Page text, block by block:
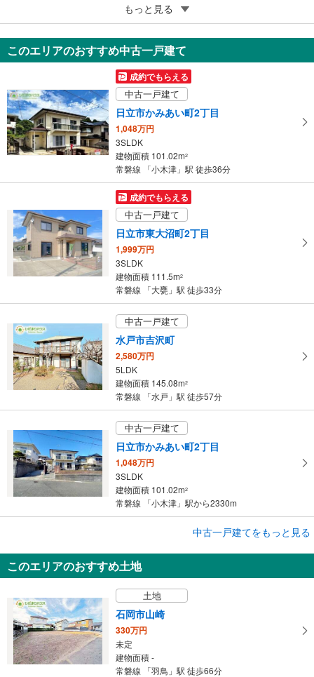
成約でもらえる
つくば市高見原5丁目
2,890万円
3LDK
95.58m2
茨城県つくば市高見原5丁目
もっと見る
このエリアのおすすめ中古一戸建て
成約でもらえる
中古一戸建て
日立市かみあい町2丁目
1,048万円
3SLDK
建物面積 101.02m2
常磐線 「小木津」駅 徒歩36分
成約でもらえる
中古一戸建て
日立市東大沼町2丁目
1,999万円
3SLDK
建物面積 111.5m2
常磐線 「大甕」駅 徒歩33分
中古一戸建て
水戸市吉沢町
2,580万円
5LDK
建物面積 145.08m2
常磐線 「水戸」駅 徒歩57分
中古一戸建て
日立市かみあい町2丁目
1,048万円
3SLDK
建物面積 101.02m2
常磐線 「小木津」駅から2330m
水戸市見川4丁目
1,580万円
建物面積 102.83m
常磐線 「赤塚」駅から3000m
中古一戸建てをもっと見る
このエリアのおすすめ土地
土地
石岡市山崎
330万円
未定
建物面積 -
常磐線 「羽鳥」駅 徒歩66分